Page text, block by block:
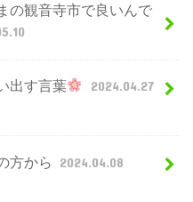
の観音寺市で良いんで
出す言葉 2024.04.27
方から 2024.04.08